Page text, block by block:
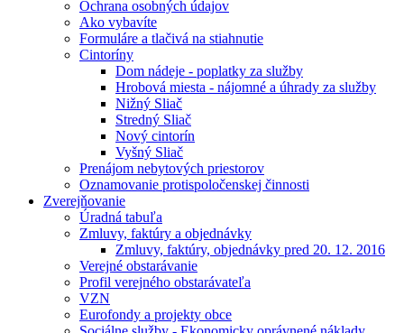
Ochrana osobných údajov
Ako vybavíte
Formuláre a tlačivá na stiahnutie
Cintoríny
Dom nádeje - poplatky za služby
Hrobová miesta - nájomné a úhrady za služby
Nižný Sliač
Stredný Sliač
Nový cintorín
Vyšný Sliač
Prenájom nebytových priestorov
Oznamovanie protispoločenskej činnosti
Zverejňovanie
Úradná tabuľa
Zmluvy, faktúry a objednávky
Zmluvy, faktúry, objednávky pred 20. 12. 2016
Verejné obstarávanie
Profil verejného obstarávateľa
VZN
Eurofondy a projekty obce